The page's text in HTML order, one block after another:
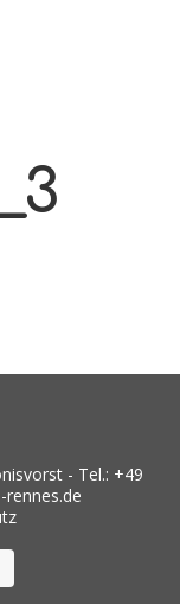
- Tel.: +49
rennes.de